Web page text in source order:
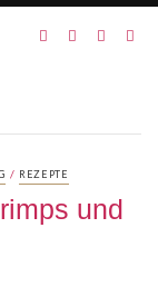
/ REZEPTE
und